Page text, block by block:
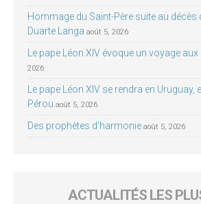
Hommage du Saint-Père suite au décès
Duarte Langa août 5, 2026
Le pape Léon XIV évoque un voyage aux
2026
Le pape Léon XIV se rendra en Uruguay,
Pérou août 5, 2026
Des prophètes d’harmonie août 5, 2026
ACTUALITÉS LES